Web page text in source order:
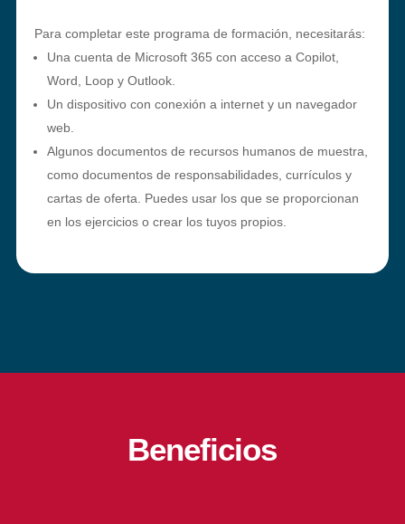
Para completar este programa de formación, necesitarás:
Una cuenta de Microsoft 365 con acceso a Copilot,
Word, Loop y Outlook.
Un dispositivo con conexión a internet y un navegador
web.
Algunos documentos de recursos humanos de muestra,
como documentos de responsabilidades, currículos y
cartas de oferta. Puedes usar los que se proporcionan
en los ejercicios o crear los tuyos propios.
Beneficios